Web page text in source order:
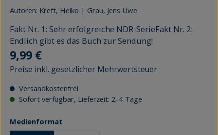
Autoren: Kreft, Heiko | Grau, Jens Uwe
Fakt Nr. 1: Sehr erfolgreiche NDR-SerieFakt Nr. 2:
Endlich gibt es das Buch zur Sendung!
Regulärer Preis:
9,99 €
Preise inkl. gesetzlicher Mehrwertsteuer
Versandkostenfrei
Sofort verfügbar, Lieferzeit: 2-4 Tage
Medienformat